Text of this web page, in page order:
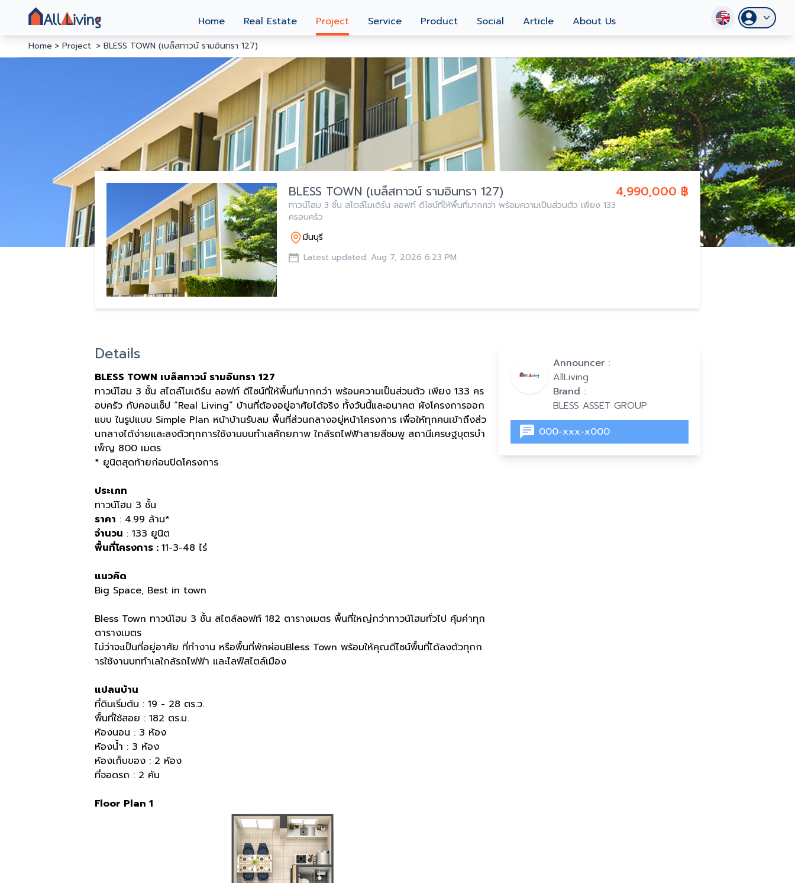
Home Real Estate Project Service Product Social Article About Us
Home Project BLESS TOWN (เบล็สทาวน์ รามอินทรา 127)
4,990,000 ฿
BLESS TOWN (เบล็สทาวน์ รามอินทรา 127)
ทาวน์โฮม 3 ชั้น สไตล์โมเดิร์น ลอฟท์ ดีไซน์ที่ให้พื้นที่มากกว่า พร้อมความเป็นส่วนตัว เพียง 133
ครอบครัว
มีนบุรี
Latest updated: Aug 7, 2026 6:23 PM
Details
BLESS TOWN เบล็สทาวน์ รามอินทรา 127
ทาวน์โฮม 3 ชั้น สไตล์โมเดิร์น ลอฟท์ ดีไซน์ที่ให้พื้นที่มากกว่า พร้อมความเป็นส่วนตัว เพียง 133 คร
อบครัว กับคอนเซ็ป “Real Living” บ้านที่ต้องอยู่อาศัยได้จริง ทั้งวันนี้และอนาคต ผังโครงการออก
แบบ ในรูปแบบ Simple Plan หน้าบ้านรับลม พื้นที่ส่วนกลางอยู่หน้าโครงการ เพื่อให้ทุกคนเข้าถึงส่ว
นกลางได้ง่ายและลงตัวทุกการใช้งานบนทำเลศักยภาพ ใกล้รถไฟฟ้าสายสีชมพู สถานีเศรษฐบุตรบำ
เพ็ญ 800 เมตร
* ยูนิตสุดท้ายก่อนปิดโครงการ
ประเภท
ทาวน์โฮม 3 ชั้น
ราคา : 4.99 ล้าน*
จำนวน : 133 ยูนิต
พื้นที่โครงการ : 11-3-48 ไร่
แนวคิด
Big Space, Best in town
Bless Town ทาวน์โฮม 3 ชั้น สไตล์ลอฟท์ 182 ตารางเมตร พื้นที่ใหญ่กว่าทาวน์โฮมทั่วไป คุ้มค่าทุก
ตารางเมตร
ไม่ว่าจะเป็นที่อยู่อาศัย ที่ทำงาน หรือพื้นที่พักผ่อนBless Town พร้อมให้คุณดีไซน์พื้นที่ได้ลงตัวทุกก
ารใช้งานบททำเลใกล้รถไฟฟ้า และไลฟ์สไตล์เมือง
แปลนบ้าน
ที่ดินเริ่มต้น : 19 - 28 ตร.ว.
พื้นที่ใช้สอย : 182 ตร.ม.
ห้องนอน : 3 ห้อง
ห้องน้ำ : 3 ห้อง
ห้องเก็บของ : 2 ห้อง
ที่จอดรถ : 2 คัน
Floor Plan 1
Announcer :
AllLiving
Brand :
BLESS ASSET GROUP
000-xxx-x000